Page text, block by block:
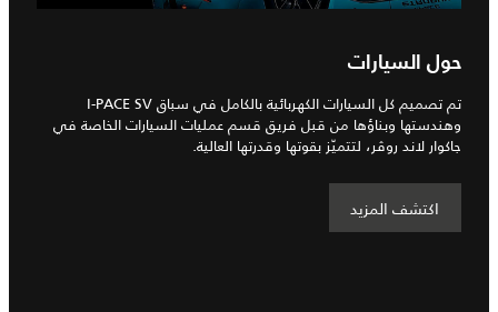
حول السيارات
تم تصميم كل السيارات الكهربائية بالكامل في سباق I‑PACE SV
وهندستها وبناؤها من قبل فريق قسم عمليات السيارات الخاصة في
جاكوار لاند روڤر، لتتميّز بقوتها وقدرتها العالية.
اكتشف المزيد